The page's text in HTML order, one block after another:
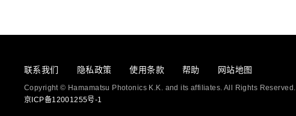
联系我们 隐私政策 使用条款 帮助 网站地图
Copyright © Hamamatsu Photonics K.K. and its affiliates. All Rights Reserved.
京ICP备12001255号-1